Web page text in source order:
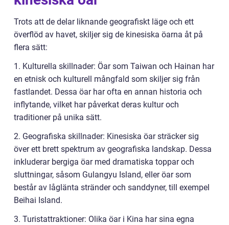
Trots att de delar liknande geografiskt läge och ett
överflöd av havet, skiljer sig de kinesiska öarna åt på
flera sätt:
1. Kulturella skillnader: Öar som Taiwan och Hainan har
en etnisk och kulturell mångfald som skiljer sig från
fastlandet. Dessa öar har ofta en annan historia och
inflytande, vilket har påverkat deras kultur och
traditioner på unika sätt.
2. Geografiska skillnader: Kinesiska öar sträcker sig
över ett brett spektrum av geografiska landskap. Dessa
inkluderar bergiga öar med dramatiska toppar och
sluttningar, såsom Gulangyu Island, eller öar som
består av låglänta stränder och sanddyner, till exempel
Beihai Island.
3. Turistattraktioner: Olika öar i Kina har sina egna